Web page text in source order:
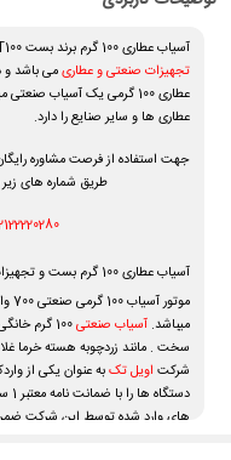
آسیاب عطاری 100 گرم برند بست BEST100 یکی از قویترین آسیاب های بازار ایران در زمینه
تجهیزات صنعتی و عطاریمی باشد و در
عطاری 100 گرمی یک آسیاب
عطاری ها و سایر صنایع را دارد.
جهت استفاده از فرصت مشاوره
طریق شماره های
آسیاب عطاری 100 گرم بست و تجهیزات آن
میباشد.آسیاب صنعتی100 گرم خانگی و فروشگاهی BEST قابلیت آسیاب
سخت . مانند زردچوبه هسته خرما
شرکت اویل تکبه عنوان یکی از
های وارد شده توسط این شرکت ضمن